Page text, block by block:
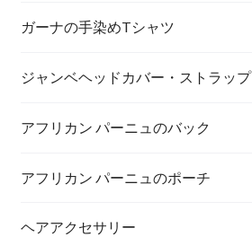
アサラト
打楽器
ガーナの手染めTシャツ
MAMA AFRICA
AFRICA UNITE
ジャンベヘッドカバー・ストラップ
アフリカン パーニュのバック
トートバック
アフリカン パーニュのポーチ
ヘアアクセサリー